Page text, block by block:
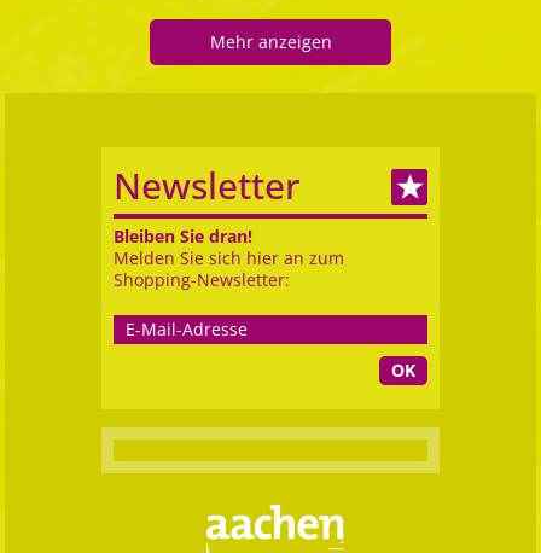
Mehr anzeigen
Newsletter
Bleiben Sie dran!
Melden Sie sich hier an zum
Shopping-Newsletter:
OK